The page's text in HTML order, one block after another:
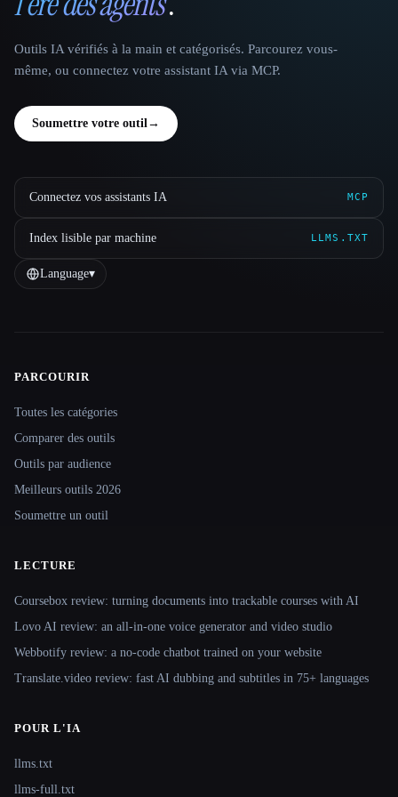
Outils IA vérifiés à la main et catégorisés. Parcourez vous-
même, ou connectez votre assistant IA via MCP.
Soumettre votre outil→
Connectez vos assistants IA MCP
Index lisible par machine LLMS.TXT
Language▾
Site navigation
PARCOURIR
Toutes les catégories
Comparer des outils
Outils par audience
Meilleurs outils 2026
Soumettre un outil
LECTURE
Coursebox review: turning documents into trackable courses with AI
Lovo AI review: an all-in-one voice generator and video studio
Webbotify review: a no-code chatbot trained on your website
Translate.video review: fast AI dubbing and subtitles in 75+ languages
POUR L'IA
llms.txt
llms-full.txt